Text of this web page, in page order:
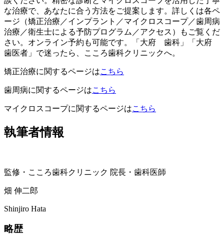
な治療で、あなたに合う方法をご提案します。詳しくは各ペ
ージ（矯正治療／インプラント／マイクロスコープ／歯周病
治療／衛生士による予防プログラム／アクセス）もご覧くだ
さい。オンライン予約も可能です。「大府 歯科」「大府
歯医者」で迷ったら、こころ歯科クリニックへ。
矯正治療に関するページはこちら
歯周病に関するページはこちら
マイクロスコープに関するページはこちら
執筆者情報
監修・こころ歯科クリニック 院長・歯科医師
畑 伸二郎
Shinjiro Hata
略歴